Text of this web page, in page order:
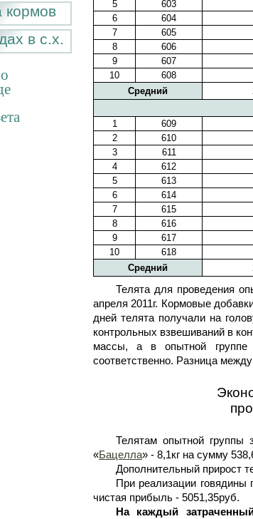
кормов
в с.х.
5
603
6
604
7
605
8
606
9
607
10
608
Средний
1
609
2
610
3
611
4
612
5
613
6
614
7
615
8
616
9
617
10
618
Средний
Телята для проведения
апреля 2011г. Кормовые
дней телята получали на
контрольных взвешиваний в
массы, а в опытной группе
соответственно. Разница
Телятам опытной группы
«Бацелла» - 8,1кг на сумму
Дополнительный прирост
При реализации говядины
чистая прибыль - 5051,35руб.
На каждый